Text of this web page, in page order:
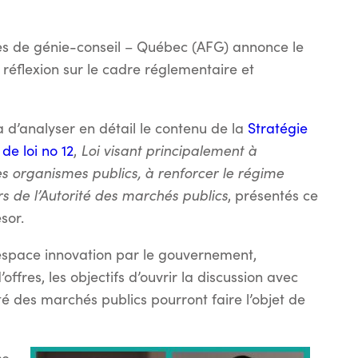
de génie-conseil – Québec (AFG) annonce le
sur le cadre réglementaire et
en détail le contenu de la Stratégie
loi no 12, Loi visant principalement à
organismes publics, à renforcer le régime
de l’Autorité des marchés publics, présentés ce
innovation par le gouvernement,
les objectifs d’ouvrir la discussion avec
des marchés publics pourront faire l’objet de